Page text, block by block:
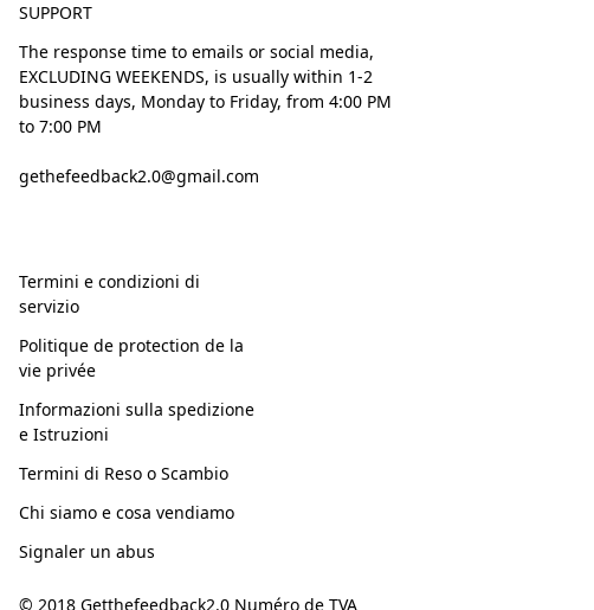
SUPPORT
The response time to emails or social media,
EXCLUDING WEEKENDS, is usually within 1-2
business days, Monday to Friday, from 4:00 PM
to 7:00 PM
gethefeedback2.0@gmail.com
Termini e condizioni di
servizio
Politique de protection de la
vie privée
Informazioni sulla spedizione
e Istruzioni
Termini di Reso o Scambio
Chi siamo e cosa vendiamo
Signaler un abus
© 2018 Getthefeedback2.0 Numéro de TVA